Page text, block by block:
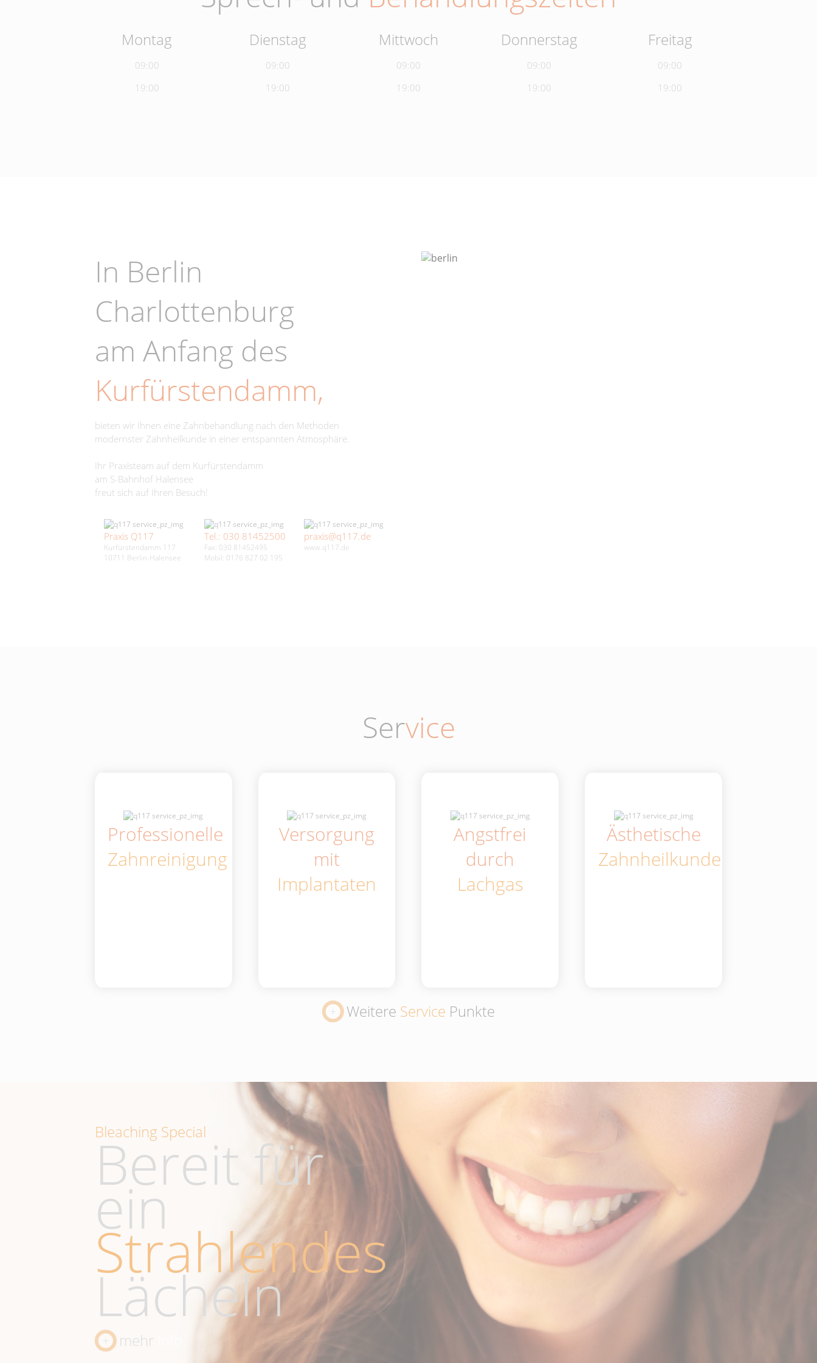
Montag
09:00
19:00
Dienstag
09:00
19:00
Mittwoch
09:00
19:00
Donnerstag
09:00
19:00
Freitag
09:00
19:00
In Berlin
Charlottenburg
am Anfang des
Kurfürstendamm,
bieten wir Ihnen eine Zahnbehandlung nach den Methoden
modernster Zahnheilkunde in einer entspannten Atmosphäre.
Ihr Praxisteam auf dem Kurfürstendamm
am S-Bahnhof Halensee
freut sich auf Ihren Besuch!
Praxis Q117
Kurfürstendamm 117
10711 Berlin-Halensee
Tel.: 030 81452500
Fax: 030 81452495
Mobil: 0176 827 02 195
praxis@q117.de
www.q117.de
Service
Professionelle
Zahnreinigung
Versorgung
mit
Implantaten
Angstfrei
durch
Lachgas
Ästhetische
Zahnheilkunde
Weitere Service Punkte
Bleaching Special
Bereit für
ein
Strahlendes
Lächeln
mehr